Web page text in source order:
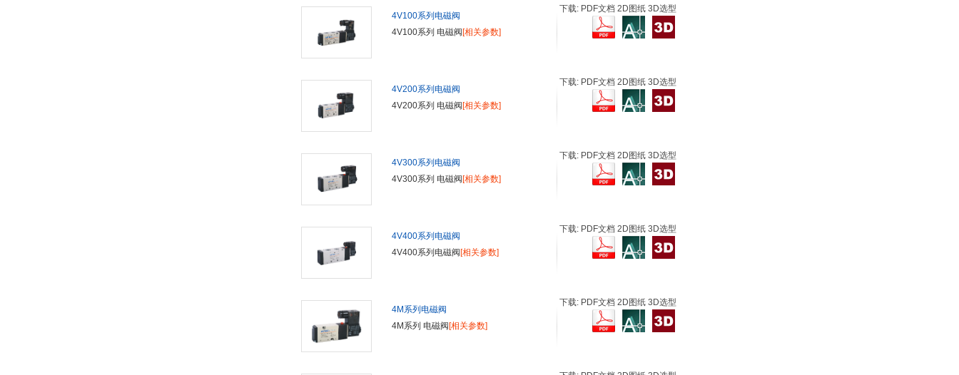
4V100系列电磁阀
4V100系列 电磁阀 [相关参数]
下载: PDF文档 2D图纸 3D选型
4V200系列电磁阀
4V200系列 电磁阀 [相关参数]
下载: PDF文档 2D图纸 3D选型
4V300系列电磁阀
4V300系列 电磁阀 [相关参数]
下载: PDF文档 2D图纸 3D选型
4V400系列电磁阀
4V400系列电磁阀 [相关参数]
下载: PDF文档 2D图纸 3D选型
4M系列电磁阀
4M系列 电磁阀 [相关参数]
下载: PDF文档 2D图纸 3D选型